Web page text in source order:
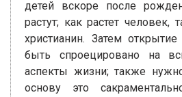
детей вскоре после
растут; как растет человек,
христианин. Затем
быть спроецировано на
аспекты жизни; также
основу это